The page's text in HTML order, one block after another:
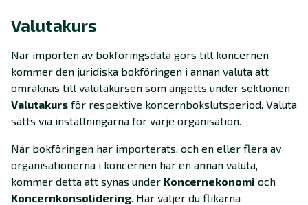
Valutakurs
När importen av bokföringsdata görs till koncernen
kommer den juridiska bokföringen i annan valuta att
omräknas till valutakursen som angetts under sektionen
Valutakurs för respektive koncernbokslutsperiod. Valuta
sätts via inställningarna för varje organisation.
När bokföringen har importerats, och en eller flera av
organisationerna i koncernen har en annan valuta,
kommer detta att synas under Koncernekonomi och
Koncernkonsolidering. Här väljer du flikarna